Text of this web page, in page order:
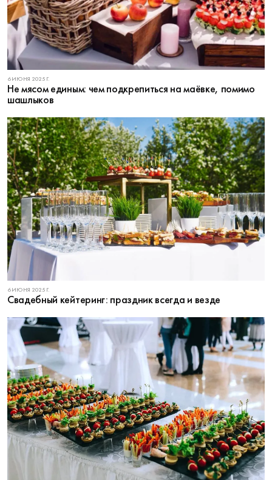
6 ИЮНЯ 2025 Г.
Не мясом единым: чем подкрепиться на маёвке, помимо
шашлыков
6 ИЮНЯ 2025 Г.
Свадебный кейтеринг: праздник всегда и везде